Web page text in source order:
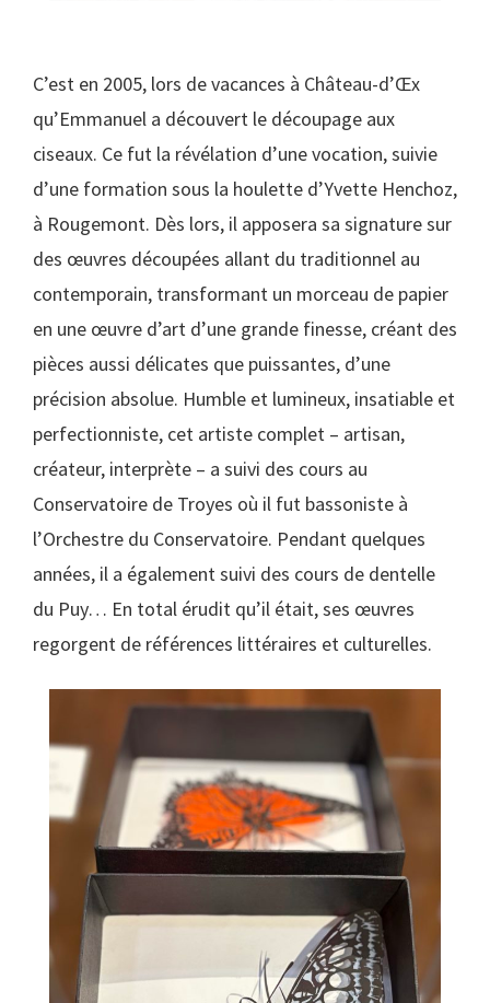
C’est en 2005, lors de vacances à Château-d’Œx
qu’Emmanuel a découvert le découpage aux
ciseaux. Ce fut la révélation d’une vocation, suivie
d’une formation sous la houlette d’Yvette Henchoz,
à Rougemont. Dès lors, il apposera sa signature sur
des œuvres découpées allant du traditionnel au
contemporain, transformant un morceau de papier
en une œuvre d’art d’une grande finesse, créant des
pièces aussi délicates que puissantes, d’une
précision absolue. Humble et lumineux, insatiable et
perfectionniste, cet artiste complet – artisan,
créateur, interprète – a suivi des cours au
Conservatoire de Troyes où il fut bassoniste à
l’Orchestre du Conservatoire. Pendant quelques
années, il a également suivi des cours de dentelle
du Puy… En total érudit qu’il était, ses œuvres
regorgent de références littéraires et culturelles.